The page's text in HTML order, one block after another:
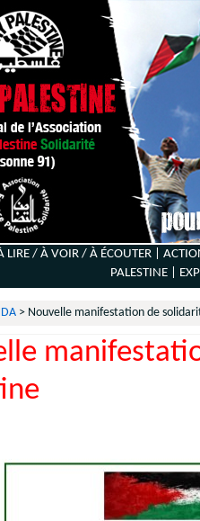
LIRE / À VOIR / À ÉCOUTER |
PALESTINE |
> Nouvelle manifestation de